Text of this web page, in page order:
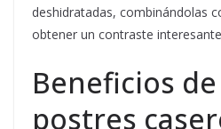
deshidratadas, combinándolas
obtener un contraste
Beneficios
postres